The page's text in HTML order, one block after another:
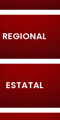
REGIONAL
ESTATAL